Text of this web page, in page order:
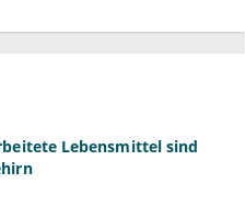
Lebensmittel sind